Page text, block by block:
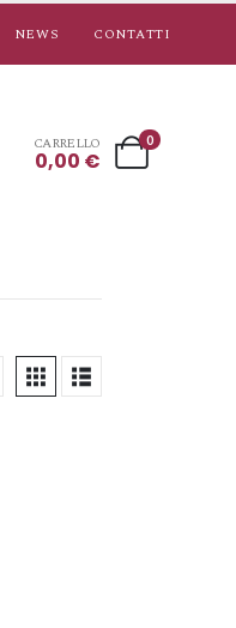
NEWS CONTATTI
0
CARRELLO
0,00 €